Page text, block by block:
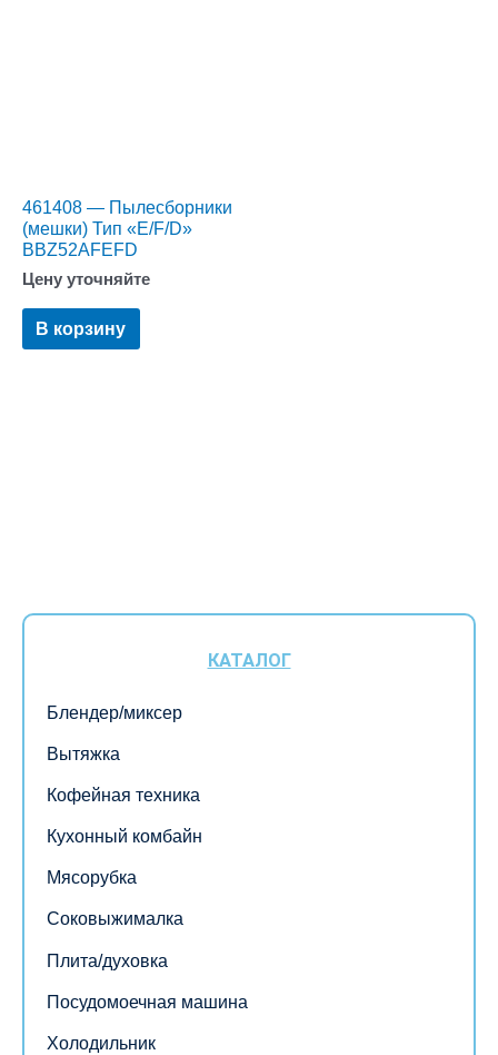
КАТАЛОГ
Блендер/миксер
Вытяжка
Кофейная техника
Кухонный комбайн
Мясорубка
Соковыжималка
Плита/духовка
Посудомоечная машина
Холодильник
461408 — Пылесборники
(мешки) Тип «E/F/D»
BBZ52AFEFD
Цену уточняйте
В корзину